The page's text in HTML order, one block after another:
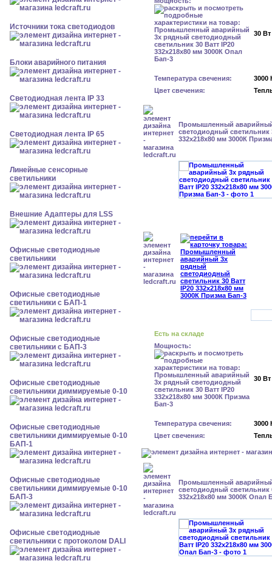
Источники тока светодиодов
Блоки аварийного питания
Светодиодная лента IP 33
Светодиодная лента IP 65
Линейные сенсорные
светильники
Внешние Адаптеры для LSS
Офисные светодиодные
светильники
Офисные светодиодные
светильники с БАП-1
Офисные светодиодные
светильники с БАП-3
Офисные светодиодные
светильники диммируемые 0-10
Офисные светодиодные
светильники диммируемые 0-10
БАП-1
Офисные светодиодные
светильники диммируемые 0-10
БАП-3
Офисные светодиодные
светильники с протоколом DALI
30 Вт
Температура свечения:
3000
Цвет свечения:
Промышленный
светодиодный светильник
332х218х80 мм 3000К
Есть на складе
Мощность:
30 Вт
Температура свечения:
3000
Цвет свечения:
Промышленный
светодиодный светильник
332х218х80 мм 3000К Опал